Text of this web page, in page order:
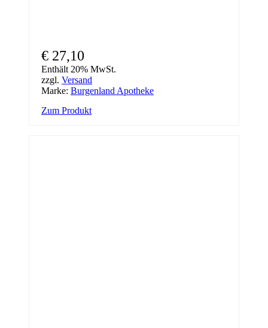
€ 27,10
Enthält 20% MwSt.
zzgl. Versand
Marke: Burgenland Apotheke
Zum Produkt